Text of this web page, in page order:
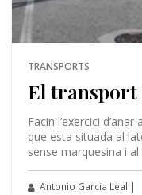
TRANSPORTS
El transport
Facin l’exercici
que esta situada al
sense marquesina i
Antonio Garcia Leal |